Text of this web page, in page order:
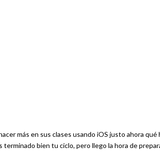
más en sus clases usando iOS justo ahora qué
bien tu ciclo, pero llego la hora de